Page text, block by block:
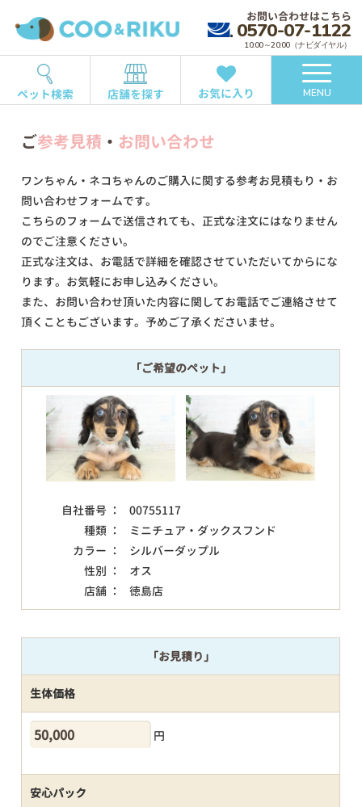
お問い合わせはこちら
0570-07-1122
10:00～20:00（ナビダイヤル）
ペット検索 店舗を探す お気に入り MENU
ご参考見積 ・ お問い合わせ
ワンちゃん・ネコちゃんのご購入に関する参考お見積もり・お
問い合わせフォームです。
こちらのフォームで送信されても、正式な注文にはなりません
のでご注意ください。
正式な注文は、お電話で詳細を確認させていただいてからにな
ります。お気軽にお申し込みください。
また、お問い合わせ頂いた内容に関してお電話でご連絡させて
頂くこともございます。予めご了承くださいませ。
「ご希望のペット」
自社番号 ：
00755117
種類 ：
ミニチュア・ダックスフンド
カラー ：
シルバーダップル
性別 ：
オス
店舗 ：
徳島店
「お見積り」
生体価格
円
安心パック